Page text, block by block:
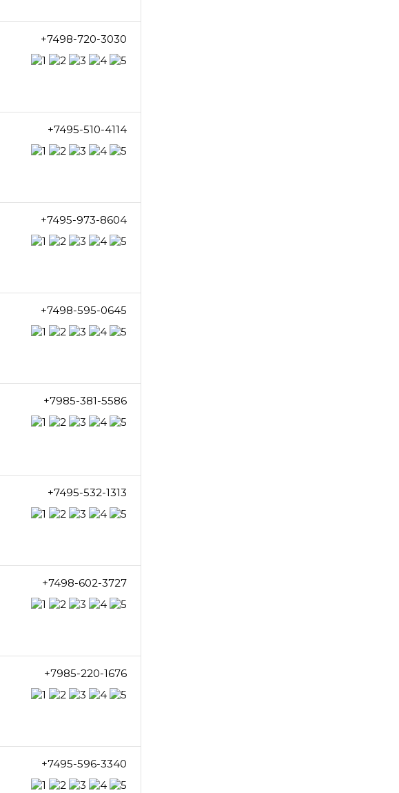
+7498-720-3030
+7495-510-4114
+7495-973-8604
+7498-595-0645
+7985-381-5586
+7495-532-1313
+7498-602-3727
+7985-220-1676
+7495-596-3340